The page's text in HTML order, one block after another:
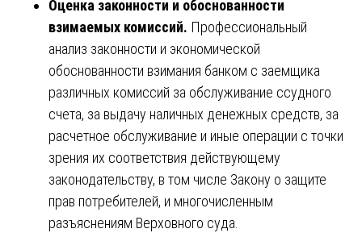
Оценка законности и обоснованности
взимаемых комиссий. Профессиональный
анализ законности и экономической
обоснованности взимания банком с заемщика
различных комиссий за обслуживание ссудного
счета, за выдачу наличных денежных средств, за
расчетное обслуживание и иные операции с точки
зрения их соответствия действующему
законодательству, в том числе Закону о защите
прав потребителей, и многочисленным
разъяснениям Верховного суда.